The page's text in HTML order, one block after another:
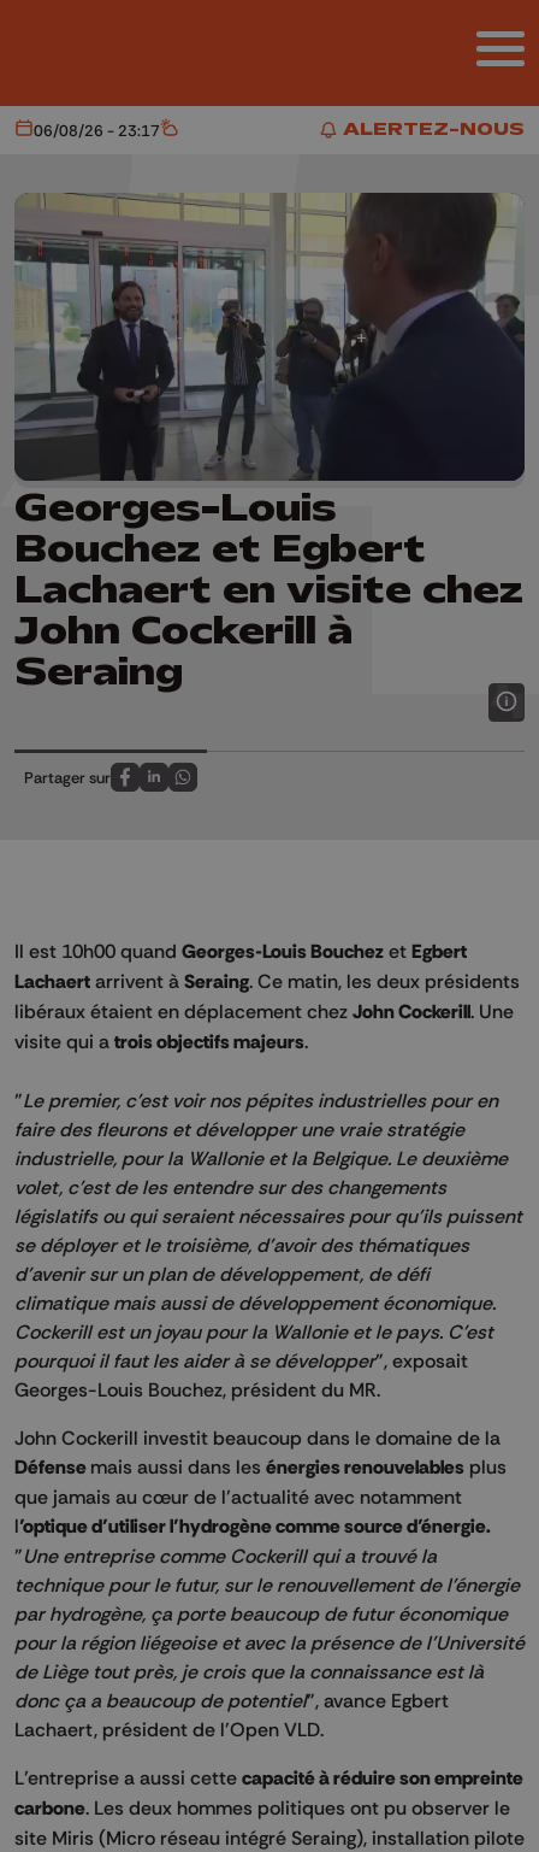
ALERTEZ-NOUS
ALERTEZ-NOUS
Aujourd'hui
06/08/26 - 23:17 Météo
Georges-Louis
Bouchez et Egbert
Lachaert en visite chez
John Cockerill à
Seraing
Partager sur
Partagez sur FaceBook
Partagez sur LinkedIn
Partagez sur Whatsapp
Il est 10h00 quand Georges-Louis Bouchez et Egbert
Lachaert arrivent à Seraing. Ce matin, les deux présidents
libéraux étaient en déplacement chez John Cockerill. Une
visite qui a trois objectifs majeurs.
"Le premier, c'est voir nos pépites industrielles pour en
faire des fleurons et développer une vraie stratégie
industrielle, pour la Wallonie et la Belgique. Le deuxième
volet, c'est de les entendre sur des changements
législatifs ou qui seraient nécessaires pour qu'ils puissent
se déployer et le troisième, d'avoir des thématiques
d'avenir sur un plan de développement, de défi
climatique mais aussi de développement économique.
Cockerill est un joyau pour la Wallonie et le pays. C'est
pourquoi il faut les aider à se développer", exposait
Georges-Louis Bouchez, président du MR.
John Cockerill investit beaucoup dans le domaine de la
Défense mais aussi dans les énergies renouvelables plus
que jamais au cœur de l’actualité avec notamment
l’optique d’utiliser l’hydrogène comme source d’énergie.
"Une entreprise comme Cockerill qui a trouvé la
technique pour le futur, sur le renouvellement de l'énergie
par hydrogène, ça porte beaucoup de futur économique
pour la région liégeoise et avec la présence de l'Université
de Liège tout près, je crois que la connaissance est là
donc ça a beaucoup de potentiel", avance Egbert
Lachaert, président de l'Open VLD.
L’entreprise a aussi cette capacité à réduire son empreinte
carbone. Les deux hommes politiques ont pu observer le
site Miris (Micro réseau intégré Seraing), installation pilote